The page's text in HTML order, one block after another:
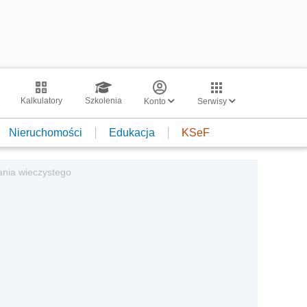
Kalkulatory Szkolenia Konto Serwisy
Nieruchomości Edukacja KSeF
wieczystego